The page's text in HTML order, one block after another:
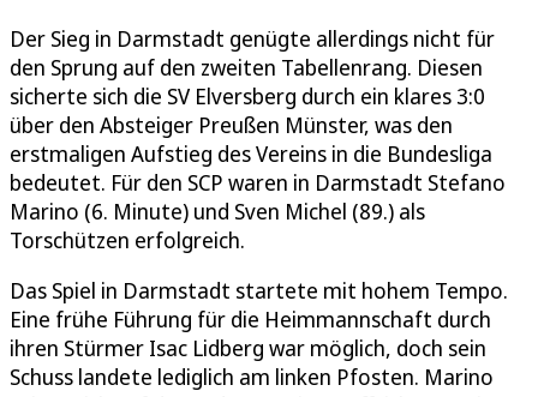
Der Sieg in Darmstadt genügte allerdings nicht für
den Sprung auf den zweiten Tabellenrang. Diesen
sicherte sich die SV Elversberg durch ein klares 3:0
über den Absteiger Preußen Münster, was den
erstmaligen Aufstieg des Vereins in die Bundesliga
bedeutet. Für den SCP waren in Darmstadt Stefano
Marino (6. Minute) und Sven Michel (89.) als
Torschützen erfolgreich.
Das Spiel in Darmstadt startete mit hohem Tempo.
Eine frühe Führung für die Heimmannschaft durch
ihren Stürmer Isac Lidberg war möglich, doch sein
Schuss landete lediglich am linken Pfosten. Marino